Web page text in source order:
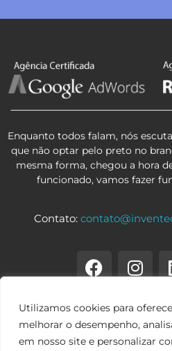
Utilizamos cookies para
melhorar o desempenho,
em nosso site e personalizar
Enquanto todos falam, nós
que não optar pelo preto no
mesma forma, chegou a hora
funcionado, vamos fazer
Contato: